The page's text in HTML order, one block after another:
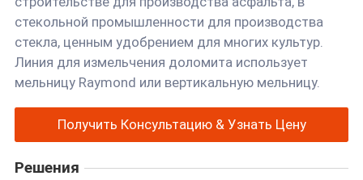
стекольной промышленности для производства
стекла, ценным удобрением для многих культур.
Линия для измельчения доломита использует
мельницу Raymond или вертикальную мельницу.
Получить Консультацию & Узнать Цену
Решения